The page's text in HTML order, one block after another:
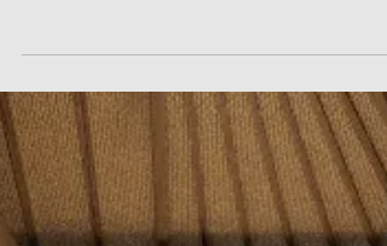
naar De Interieur Club Podcast.
Nederlandstalige Podcast in de
categorie Design. Wat zijn we daar
op! Een jaar vol gesprekken die
inspireerden en aanzetten tot
nadenken. Van ondernemen en